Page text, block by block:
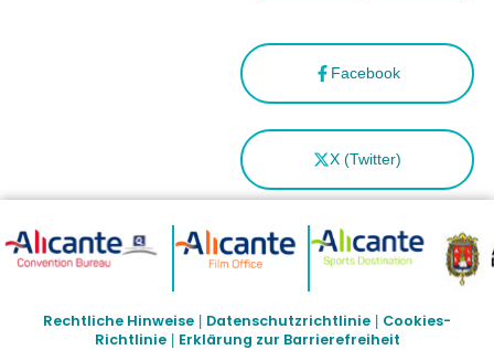
Facebook
X (Twitter)
Rechtliche Hinweise Datenschutzrichtlinie
Cookies-
Richtlinie| Erklärung zur Barrierefreiheit